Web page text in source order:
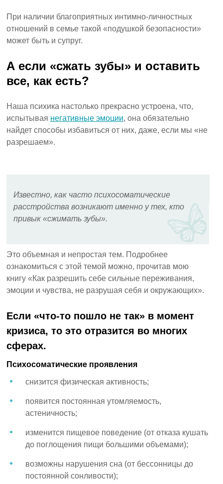
При наличии благоприятных интимно-личностных
отношений в семье такой «подушкой безопасности»
может быть и супруг.
А если «сжать зубы» и оставить
все, как есть?
Наша психика настолько прекрасно устроена, что,
испытывая негативные эмоции, она обязательно
найдет способы избавиться от них, даже, если мы «не
разрешаем».
Известно, как часто психосоматические
расстройства возникают именно у тех, кто
привык «сжимать зубы».
Это объемная и непростая тем. Подробнее
ознакомиться с этой темой можно, прочитав мою
книгу «Как разрешить себе сильные переживания,
эмоции и чувства, не разрушая себя и окружающих».
Если «что-то пошло не так» в момент
кризиса, то это отразится во многих
сферах.
Психосоматические проявления
снизится физическая активность;
появится постоянная утомляемость,
астеничность;
изменится пищевое поведение (от отказа кушать
до поглощения пищи большими объемами);
возможны нарушения сна (от бессонницы до
постоянной сонливости);